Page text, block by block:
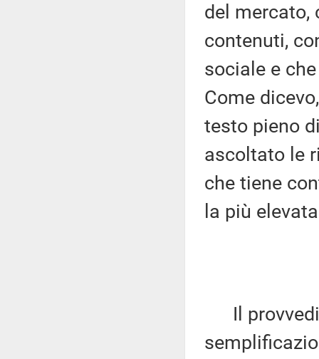
del mercato,
contenuti,
sociale e
Come
testo pieno
ascoltato le
che tiene
la più
Il